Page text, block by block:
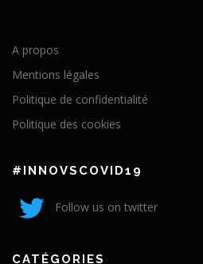
A propos
Mentions légales
Politique de confidentialité
Politique des cookies
#INNOVSCOVID19
Follow us on twitter
CATÉGORIES